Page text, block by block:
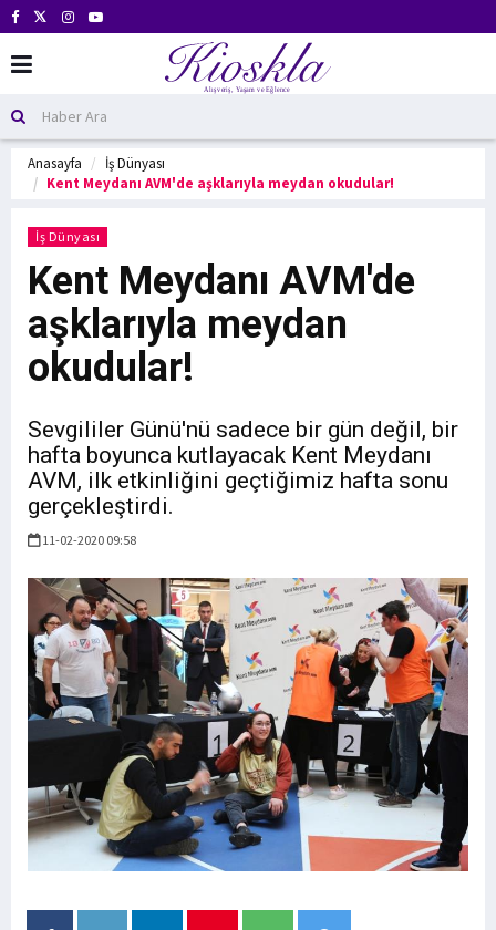
Anasayfa
İş Dünyası
Kent Meydanı AVM'de aşklarıyla meydan okudular!
İş Dünyası
Kent Meydanı AVM'de
aşklarıyla meydan
okudular!
Sevgililer Günü'nü sadece bir gün değil, bir
hafta boyunca kutlayacak Kent Meydanı
AVM, ilk etkinliğini geçtiğimiz hafta sonu
gerçekleştirdi.
11-02-2020 09:58